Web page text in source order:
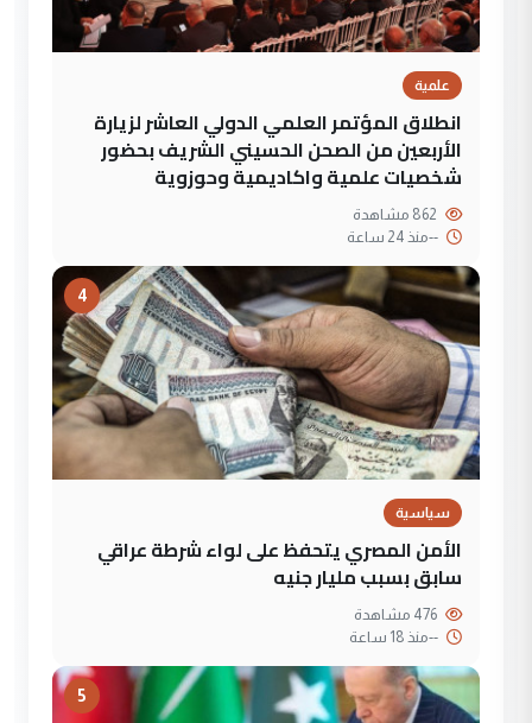
علمية
انطلاق المؤتمر العلمي الدولي العاشر لزيارة
الأربعين من الصحن الحسيني الشريف بحضور
شخصيات علمية واكاديمية وحوزوية
--منذ 24 ساعة
4
سياسية
الأمن المصري يتحفظ على لواء شرطة عراقي
سابق بسبب مليار جنيه
--منذ 18 ساعة
5